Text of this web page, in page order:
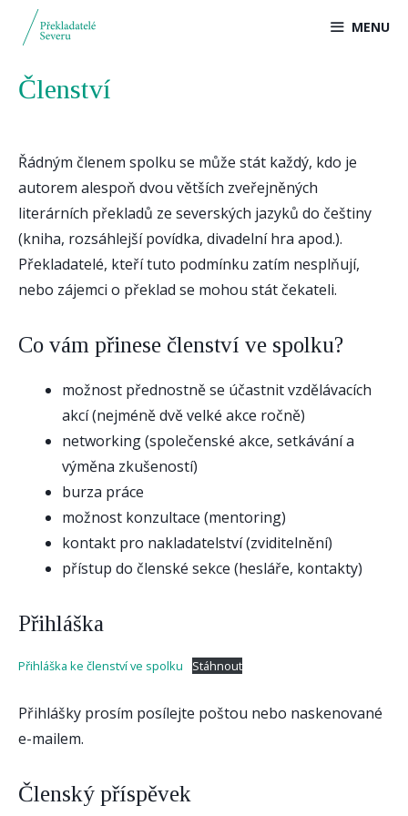
Přeskočit
MENU
Členství
Řádným členem spolku se může stát každý, kdo je
autorem alespoň dvou větších zveřejněných
literárních překladů ze severských jazyků do češtiny
(kniha, rozsáhlejší povídka, divadelní hra apod.).
Překladatelé, kteří tuto podmínku zatím nesplňují,
nebo zájemci o překlad se mohou stát čekateli.
Co vám přinese členství ve spolku?
možnost přednostně se účastnit vzdělávacích
akcí (nejméně dvě velké akce ročně)
networking (společenské akce, setkávání a
výměna zkušeností)
burza práce
možnost konzultace (mentoring)
kontakt pro nakladatelství (zviditelnění)
přístup do členské sekce (hesláře, kontakty)
Přihláška
Přihláška ke členství ve spolku Stáhnout
Přihlášky prosím posílejte poštou nebo naskenované
e-mailem.
Členský příspěvek